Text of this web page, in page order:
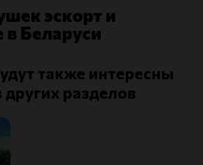
эскорт и
Беларуси
также интересны
других разделов